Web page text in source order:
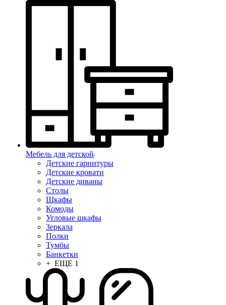
Мебель для детской
Детские гарнитуры
Детские кровати
Детские диваны
Столы
Шкафы
Комоды
Угловые шкафы
Зеркала
Полки
Тумбы
Банкетки
+ ЕЩЕ 1